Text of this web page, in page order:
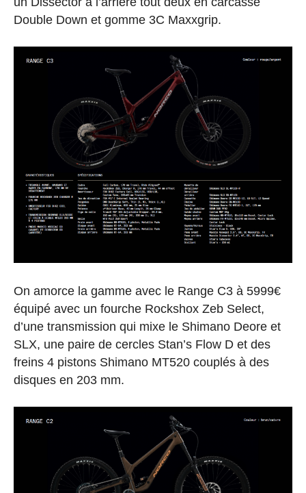
Double Down et gomme 3C Maxxgrip.
On amorce la gamme avec le Range C3 à 5999€
équipé avec un fourche Rockshox Zeb Select,
d’une transmission qui mixe le Shimano Deore et
SLX, une paire de cercles Stan’s Flow D et des
freins 4 pistons Shimano MT520 couplés à des
disques en 203 mm.